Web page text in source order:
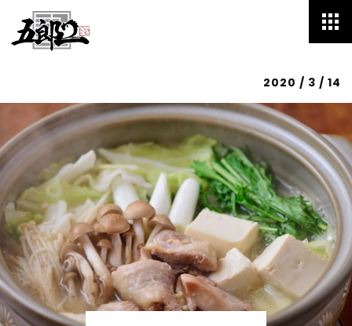
2020 / 3 / 14
HOME
Menu
Speciality
Blog
Staff